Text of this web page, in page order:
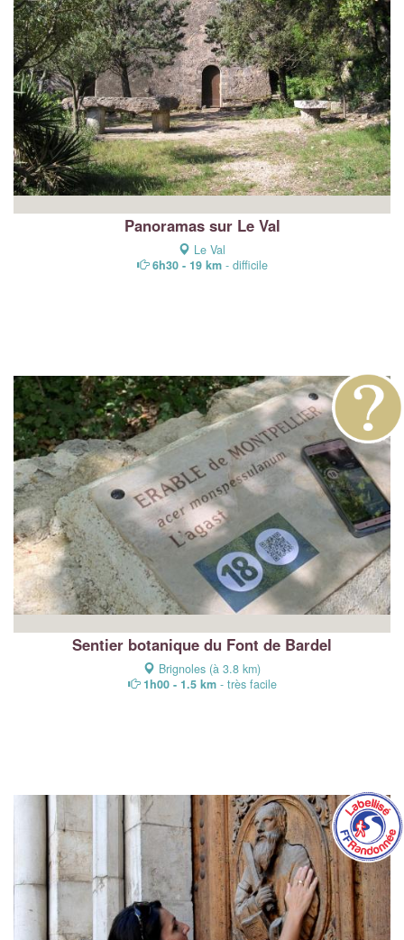
Panoramas sur Le Val
Le Val
6h30 - 19 km- difficile
Sentier botanique du Font de Bardel
Brignoles (à 3.8 km)
1h00 - 1.5 km- très facile